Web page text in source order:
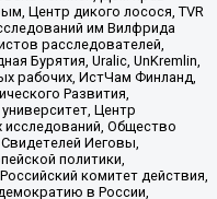
Центр дикого лосося, TVR
им Вилфрида
расследователей,
Бурятия, Uralic, UnKremlin,
рабочих, ИстЧам Финланд,
Развития,
Центр
Общество
Иеговы,
политики,
комитет действия,
в России,